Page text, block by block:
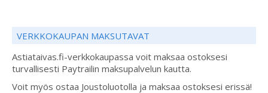
VERKKOKAUPAN MAKSUTAVAT
Astiataivas.fi-verkkokaupassa voit maksaa ostoksesi
turvallisesti Paytrailin maksupalvelun kautta.
Voit myös ostaa Joustoluotolla ja maksaa ostoksesi erissä!